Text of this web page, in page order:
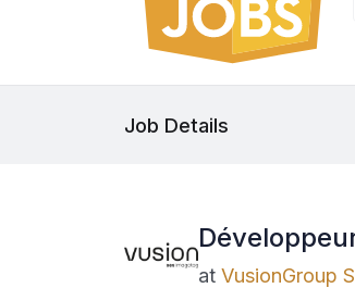
Job Details
at VusionGroup